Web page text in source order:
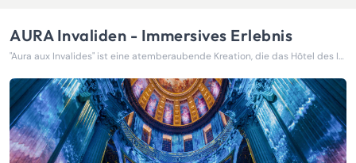
AURA Invaliden - Immersives Erlebnis
"Aura aux Invalides" ist eine atemberaubende Kreation, die das Hôtel des Invalides in ein lebendes Meisterwerk aus Licht und Klang verwandelt.